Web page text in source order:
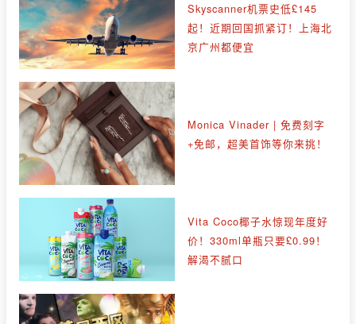
Skyscanner机票史低£145
起！近期回国抓紧订！上海北
京广州都便宜
Monica Vinader | 免费刻字
+免邮，超美首饰等你来挑！
Vita Coco椰子水惊现年度好
价！330ml单瓶只要£0.99！
解渴不腻口